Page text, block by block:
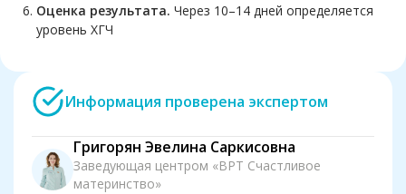
Оценка результата. Через 10–14 дней определяется
уровень ХГЧ
Информация проверена экспертом
Григорян Эвелина Саркисовна
Заведующая центром «ВРТ Счастливое
материнство»